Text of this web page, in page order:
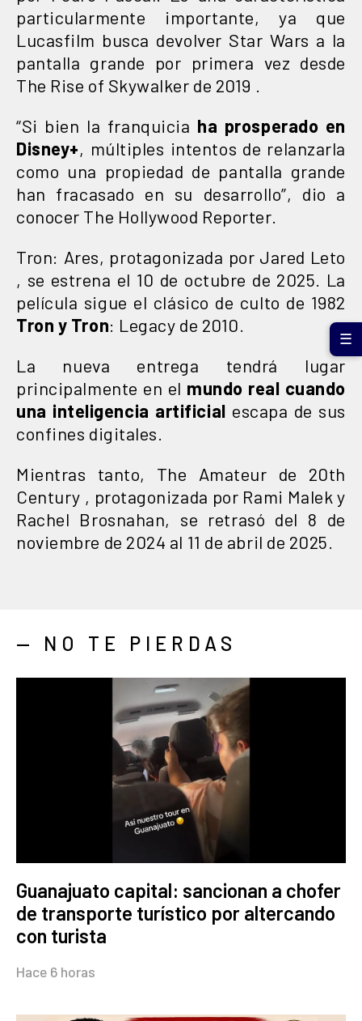
particularmente importante, ya que
Lucasfilm busca devolver Star Wars a la
pantalla grande por primera vez desde
The Rise of Skywalker de 2019 .
“Si bien la franquicia ha prosperado en
Disney+, múltiples intentos de relanzarla
como una propiedad de pantalla grande
han fracasado en su desarrollo”, dio a
conocer The Hollywood Reporter.
Tron: Ares, protagonizada por Jared Leto
, se estrena el 10 de octubre de 2025. La
película sigue el clásico de culto de 1982
Tron y Tron: Legacy de 2010.
La nueva entrega tendrá lugar
principalmente en el mundo real cuando
una inteligencia artificial escapa de sus
confines digitales.
Mientras tanto, The Amateur de 20th
Century , protagonizada por Rami Malek y
Rachel Brosnahan, se retrasó del 8 de
noviembre de 2024 al 11 de abril de 2025.
— NO TE PIERDAS
Guanajuato capital: sancionan a chofer
de transporte turístico por altercando
con turista
Hace 6 horas
☰